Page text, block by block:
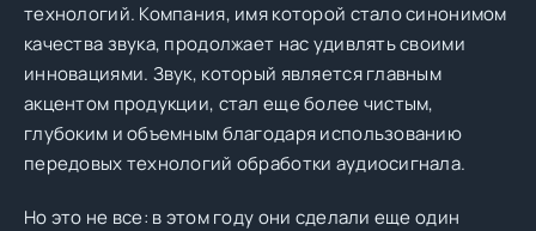
технологий. Компания, имя которой стало синонимом
качества звука, продолжает нас удивлять своими
инновациями. Звук, который является главным
акцентом продукции, стал еще более чистым,
глубоким и объемным благодаря использованию
передовых технологий обработки аудиосигнала.
Но это не все: в этом году они сделали еще один